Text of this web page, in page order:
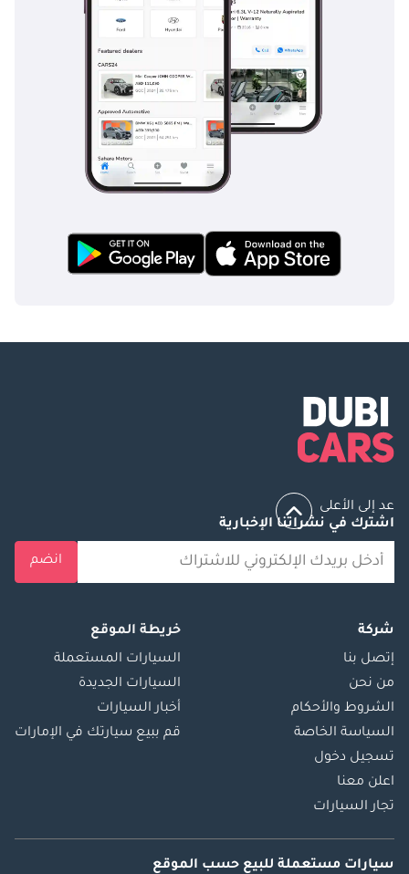
عد إلى الأعلى
اشترك في نشراتنا الإخبارية
انضم
شركة
إتصل بنا
من نحن
الشروط والأحكام
السياسة الخاصة
تسجيل دخول
اعلن معنا
تجار السيارات
خريطة الموقع
السيارات المستعملة
السيارات الجديدة
أخبار السيارات
قم ببيع سيارتك في الإمارات
سيارات مستعملة للبيع حسب الموقع